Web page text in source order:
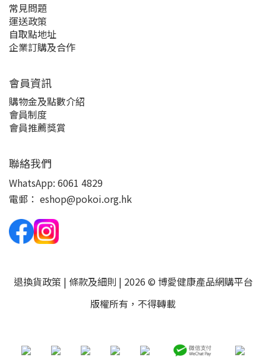
常見問題
運送政策
自取點地址
企業訂購及合作
會員資訊
購物金及點數介紹
會員制度
會員推薦獎賞
聯絡我們
WhatsApp: 6061 4829
電郵： eshop@pokoi.org.hk
退換貨政策 | 條款及細則 | 2026 © 博愛健康產品網購平台
版權所有，不得轉載